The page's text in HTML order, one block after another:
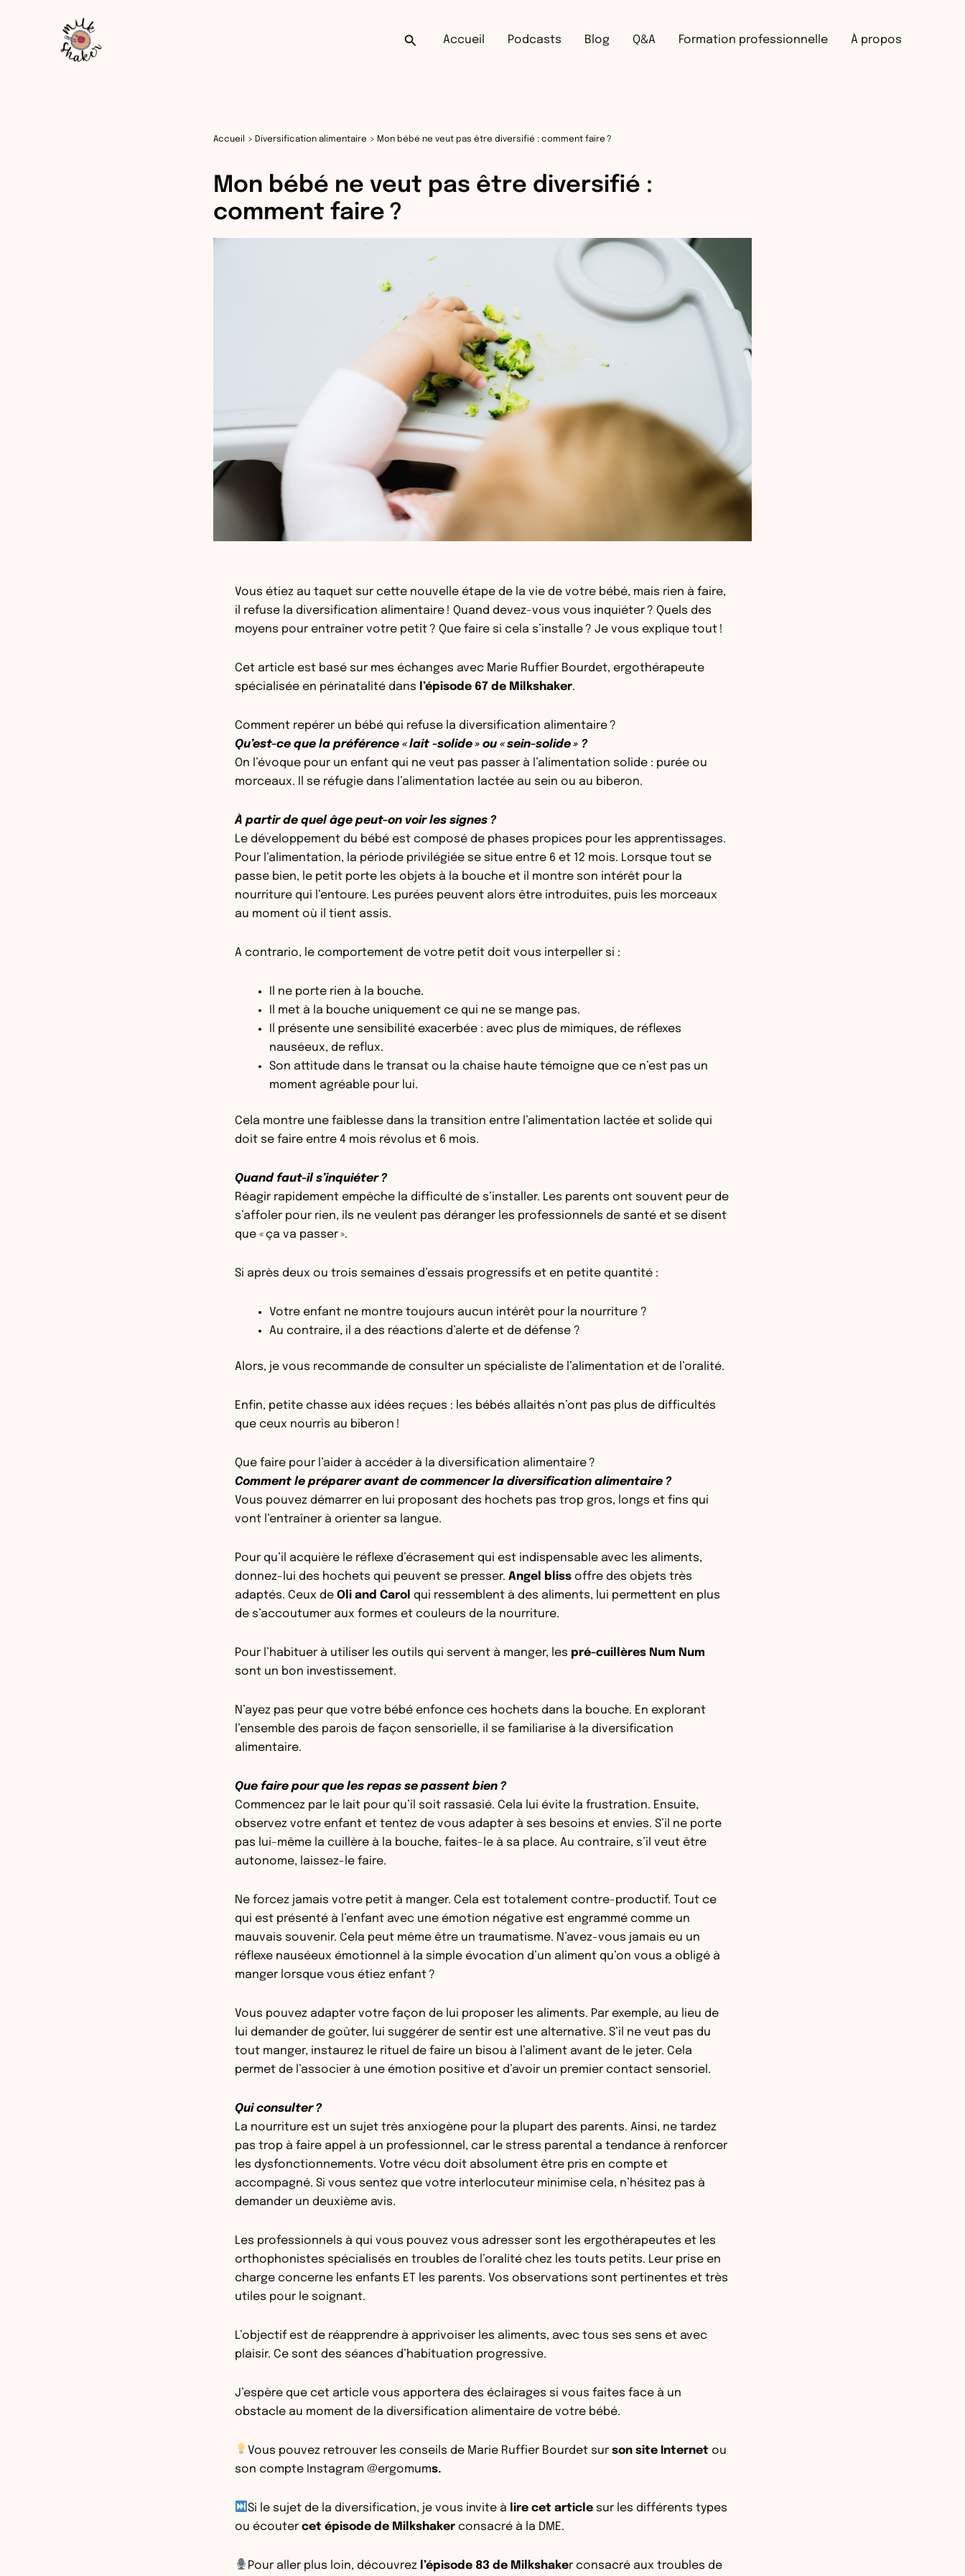
Rechercher
Accueil Podcasts Blog Q&A Formation professionnelle À propos
Accueil Diversification alimentaire Mon bébé ne veut pas être diversifié : comment faire ?
Mon bébé ne veut pas être diversifié :
comment faire ?
Vous étiez au taquet sur cette nouvelle étape de la vie de votre bébé, mais rien à faire,
il refuse la diversification alimentaire ! Quand devez-vous vous inquiéter ? Quels des
moyens pour entraîner votre petit ? Que faire si cela s’installe ? Je vous explique tout !
Cet article est basé sur mes échanges avec Marie Ruffier Bourdet, ergothérapeute
spécialisée en périnatalité dans l’épisode 67 de Milkshaker.
Comment repérer un bébé qui refuse la diversification alimentaire ?
Qu’est-ce que la préférence « lait -solide » ou « sein-solide » ?
On l’évoque pour un enfant qui ne veut pas passer à l’alimentation solide : purée ou
morceaux. Il se réfugie dans l’alimentation lactée au sein ou au biberon.
À partir de quel âge peut-on voir les signes ?
Le développement du bébé est composé de phases propices pour les apprentissages.
Pour l’alimentation, la période privilégiée se situe entre 6 et 12 mois. Lorsque tout se
passe bien, le petit porte les objets à la bouche et il montre son intérêt pour la
nourriture qui l’entoure. Les purées peuvent alors être introduites, puis les morceaux
au moment où il tient assis.
A contrario, le comportement de votre petit doit vous interpeller si :
Il ne porte rien à la bouche.
Il met à la bouche uniquement ce qui ne se mange pas.
Il présente une sensibilité exacerbée : avec plus de mimiques, de réflexes
nauséeux, de reflux.
Son attitude dans le transat ou la chaise haute témoigne que ce n’est pas un
moment agréable pour lui.
Cela montre une faiblesse dans la transition entre l’alimentation lactée et solide qui
doit se faire entre 4 mois révolus et 6 mois.
Quand faut-il s’inquiéter ?
Réagir rapidement empêche la difficulté de s’installer. Les parents ont souvent peur de
s’affoler pour rien, ils ne veulent pas déranger les professionnels de santé et se disent
que « ça va passer ».
Si après deux ou trois semaines d’essais progressifs et en petite quantité :
Votre enfant ne montre toujours aucun intérêt pour la nourriture ?
Au contraire, il a des réactions d’alerte et de défense ?
Alors, je vous recommande de consulter un spécialiste de l’alimentation et de l’oralité.
Enfin, petite chasse aux idées reçues : les bébés allaités n’ont pas plus de difficultés
que ceux nourris au biberon !
Que faire pour l’aider à accéder à la diversification alimentaire ?
Comment le préparer avant de commencer la diversification alimentaire ?
Vous pouvez démarrer en lui proposant des hochets pas trop gros, longs et fins qui
vont l’entraîner à orienter sa langue.
Pour qu’il acquière le réflexe d’écrasement qui est indispensable avec les aliments,
donnez-lui des hochets qui peuvent se presser. Angel bliss offre des objets très
adaptés. Ceux de Oli and Carol qui ressemblent à des aliments, lui permettent en plus
de s’accoutumer aux formes et couleurs de la nourriture.
Pour l’habituer à utiliser les outils qui servent à manger, les pré-cuillères Num Num
sont un bon investissement.
N’ayez pas peur que votre bébé enfonce ces hochets dans la bouche. En explorant
l’ensemble des parois de façon sensorielle, il se familiarise à la diversification
alimentaire.
Que faire pour que les repas se passent bien ?
Commencez par le lait pour qu’il soit rassasié. Cela lui évite la frustration. Ensuite,
observez votre enfant et tentez de vous adapter à ses besoins et envies. S’il ne porte
pas lui-même la cuillère à la bouche, faites-le à sa place. Au contraire, s’il veut être
autonome, laissez-le faire.
Ne forcez jamais votre petit à manger. Cela est totalement contre-productif. Tout ce
qui est présenté à l’enfant avec une émotion négative est engrammé comme un
mauvais souvenir. Cela peut même être un traumatisme. N’avez-vous jamais eu un
réflexe nauséeux émotionnel à la simple évocation d’un aliment qu’on vous a obligé à
manger lorsque vous étiez enfant ?
Vous pouvez adapter votre façon de lui proposer les aliments. Par exemple, au lieu de
lui demander de goûter, lui suggérer de sentir est une alternative. S’il ne veut pas du
tout manger, instaurez le rituel de faire un bisou à l’aliment avant de le jeter. Cela
permet de l’associer à une émotion positive et d’avoir un premier contact sensoriel.
Qui consulter ?
La nourriture est un sujet très anxiogène pour la plupart des parents. Ainsi, ne tardez
pas trop à faire appel à un professionnel, car le stress parental a tendance à renforcer
les dysfonctionnements. Votre vécu doit absolument être pris en compte et
accompagné. Si vous sentez que votre interlocuteur minimise cela, n’hésitez pas à
demander un deuxième avis.
Les professionnels à qui vous pouvez vous adresser sont les ergothérapeutes et les
orthophonistes spécialisés en troubles de l’oralité chez les touts petits. Leur prise en
charge concerne les enfants ET les parents. Vos observations sont pertinentes et très
utiles pour le soignant.
L’objectif est de réapprendre à apprivoiser les aliments, avec tous ses sens et avec
plaisir. Ce sont des séances d’habituation progressive.
J’espère que cet article vous apportera des éclairages si vous faites face à un
obstacle au moment de la diversification alimentaire de votre bébé.
Vous pouvez retrouver les conseils de Marie Ruffier Bourdet surson site Internet ou
son compte Instagram @ergomums.
Si le sujet de la diversification, je vous invite à lire cet article sur les différents types
ou écouter cet épisode de Milkshaker consacré à la DME.
Pour aller plus loin, découvrez l’épisode 83 de Milkshaker consacré aux troubles de